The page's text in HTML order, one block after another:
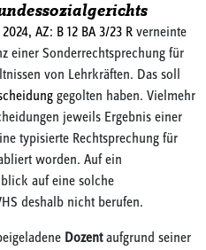
AZ: B 12 BA 3/23 Rverneinte
einer Sonderrechtsprechung für
von Lehrkräften. Das soll
gegolten haben. Vielmehr
jeweils Ergebnis einer
typisierte Rechtsprechung für
worden. Auf ein
auf eine solche
deshalb nicht berufen.
Dozentaufgrund seiner